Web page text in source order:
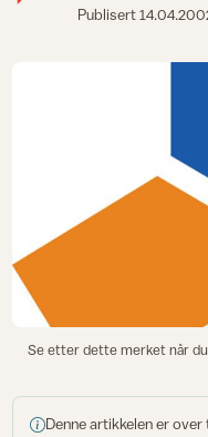
Publisert
Se etter dette merket når
Denne artikkelen er